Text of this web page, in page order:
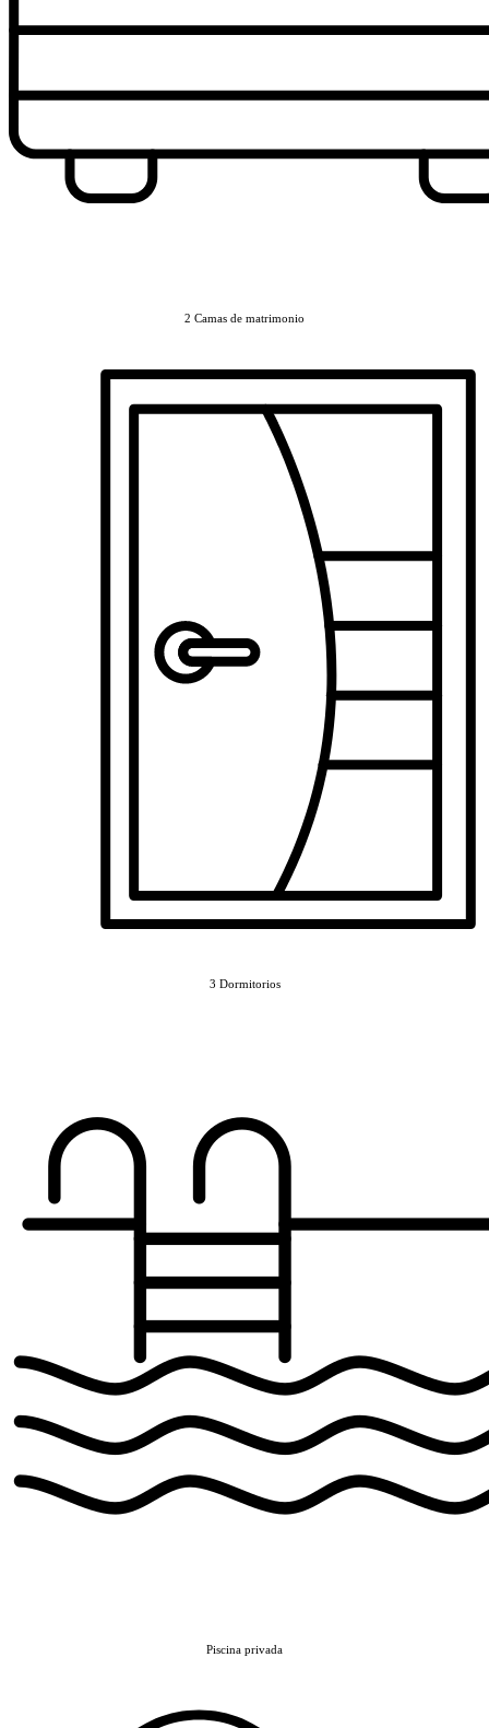
2 Camas de matrimonio
3 Dormitorios
Piscina privada